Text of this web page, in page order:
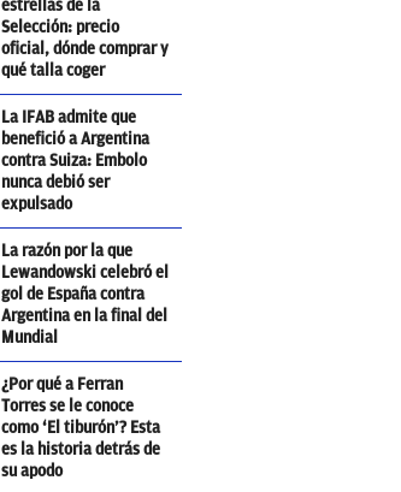
estrellas de la
Selección: precio
oficial, dónde comprar y
qué talla coger
La IFAB admite que
benefició a Argentina
contra Suiza: Embolo
nunca debió ser
expulsado
La razón por la que
Lewandowski celebró el
gol de España contra
Argentina en la final del
Mundial
¿Por qué a Ferran
Torres se le conoce
como ‘El tiburón’? Esta
es la historia detrás de
su apodo